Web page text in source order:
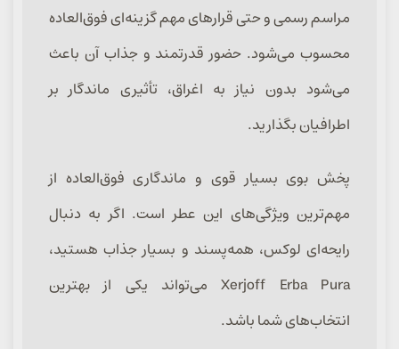
مراسم رسمی و حتی قرارهای مهم گزینه‌ای فوق‌العاده
محسوب می‌شود. حضور قدرتمند و جذاب آن باعث
می‌شود بدون نیاز به اغراق، تأثیری ماندگار بر
اطرافیان بگذارید.
پخش بوی بسیار قوی و ماندگاری فوق‌العاده از
مهم‌ترین ویژگی‌های این عطر است. اگر به دنبال
رایحه‌ای لوکس، همه‌پسند و بسیار جذاب هستید،
Xerjoff Erba Pura می‌تواند یکی از بهترین
انتخاب‌های شما باشد.